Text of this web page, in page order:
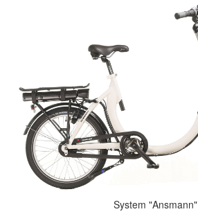
System "Ansmann"